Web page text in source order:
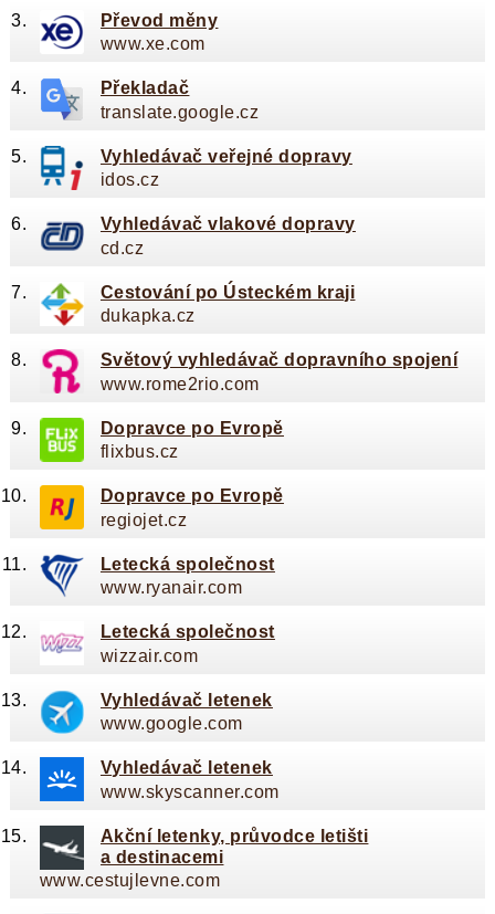
Převod měny
www.xe.com
Překladač
translate.google.cz
Vyhledávač veřejné dopravy
idos.cz
Vyhledávač vlakové dopravy
cd.cz
Cestování po Ústeckém kraji
dukapka.cz
Světový vyhledávač dopravního spojení
www.rome2rio.com
Dopravce po Evropě
flixbus.cz
Dopravce po Evropě
regiojet.cz
Letecká společnost
www.ryanair.com
Letecká společnost
wizzair.com
Vyhledávač letenek
www.google.com
Vyhledávač letenek
www.skyscanner.com
Akční letenky, průvodce letišti
a destinacemi
www.cestujlevne.com